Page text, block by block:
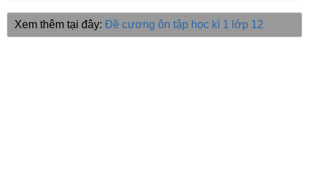
Xem thêm tại đây: Đề cương ôn tập học kì 1 lớp 12